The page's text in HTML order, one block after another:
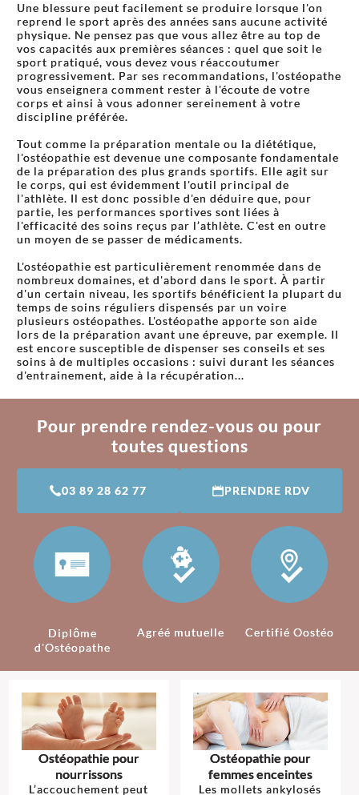
Une blessure peut facilement se produire lorsque l'on
reprend le sport après des années sans aucune activité
physique. Ne pensez pas que vous allez être au top de
vos capacités aux premières séances : quel que soit le
sport pratiqué, vous devez vous réaccoutumer
progressivement. Par ses recommandations, l'ostéopathe
vous enseignera comment rester à l'écoute de votre
corps et ainsi à vous adonner sereinement à votre
discipline préférée.
Tout comme la préparation mentale ou la diététique,
l'ostéopathie est devenue une composante fondamentale
de la préparation des plus grands sportifs. Elle agit sur
le corps, qui est évidemment l'outil principal de
l'athlète. Il est donc possible d'en déduire que, pour
partie, les performances sportives sont liées à
l'efficacité des soins reçus par l’athlète. C'est en outre
un moyen de se passer de médicaments.
L'ostéopathie est particulièrement renommée dans de
nombreux domaines, et d'abord dans le sport. À partir
d'un certain niveau, les sportifs bénéficient la plupart du
temps de soins réguliers dispensés par un voire
plusieurs ostéopathes. L'ostéopathe apporte son aide
lors de la préparation avant une épreuve, par exemple. Il
est encore susceptible de dispenser ses conseils et ses
soins à de multiples occasions : suivi durant les séances
d'entrainement, aide à la récupération...
Pour prendre rendez-vous ou pour
toutes questions
03 89 28 62 77 PRENDRE RDV
Diplôme
d'Ostéopathe
Agréé mutuelle Certifié Oostéo
Ostéopathie pour
nourrissons
L’accouchement peut
Ostéopathie pour
femmes enceintes
Les mollets ankylosés